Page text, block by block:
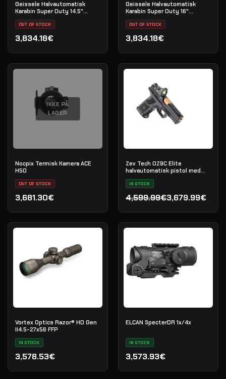
Geissele Halvautomatisk
Karabin Super Duty 14.5"
5.56MM - Luna Black
OUT OF STOCK
3,834.18€
Geissele Halvautomatisk
Karabin Super Duty 16"
5.56MM - Luna Black
OUT OF STOCK
3,834.18€
IKKE PÅ
LAGER
Nocpix Termisk Kamera ACE
H50
OUT OF STOCK
3,681.30€
Zev Tech OZ9C Elite
halvautomatisk pistol med
IN STOCK
4,599.99€
Den oprindelige pris var:
3,679.99€
Den aktuelle pris er:
Vortex Optics Razor® HD Gen
II4.5-27x56 FFP
IN STOCK
3,578.53€
ELCAN SpecterDR 1x/4x
IN STOCK
3,573.93€